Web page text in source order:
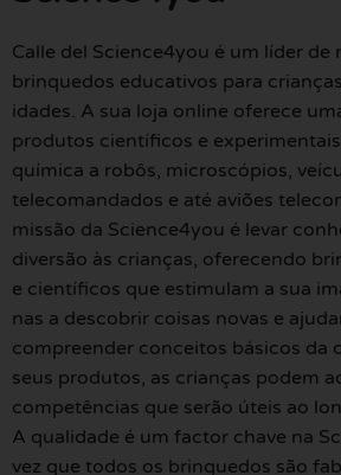
Calle del Science4you é um líder de
brinquedos educativos para
idades. A sua loja online oferece
produtos científicos e
química a robôs, microscópios,
telecomandados e até aviões
missão da Science4you é levar
diversão às crianças, oferecendo
e científicos que estimulam a sua
nas a descobrir coisas novas e
compreender conceitos básicos da
seus produtos, as crianças podem
competências que serão úteis ao
A qualidade é um factor chave na
vez que todos os brinquedos são